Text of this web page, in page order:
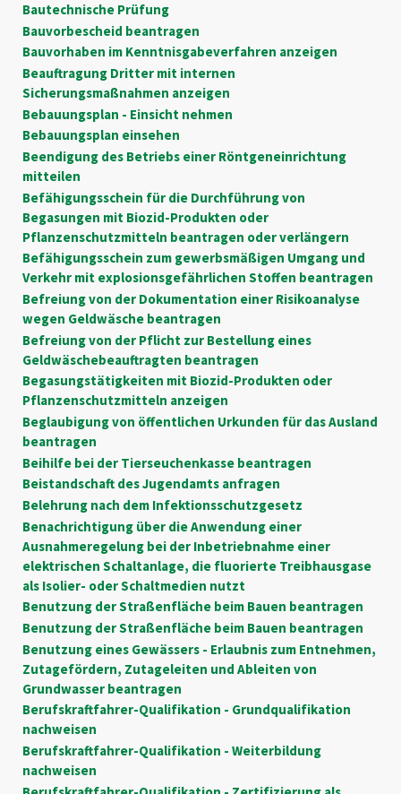
Bautechnische Prüfung
Bauvorbescheid beantragen
Bauvorhaben im Kenntnisgabeverfahren anzeigen
Beauftragung Dritter mit internen
Sicherungsmaßnahmen anzeigen
Bebauungsplan - Einsicht nehmen
Bebauungsplan einsehen
Beendigung des Betriebs einer Röntgeneinrichtung
mitteilen
Befähigungsschein für die Durchführung von
Begasungen mit Biozid-Produkten oder
Pflanzenschutzmitteln beantragen oder verlängern
Befähigungsschein zum gewerbsmäßigen Umgang und
Verkehr mit explosionsgefährlichen Stoffen beantragen
Befreiung von der Dokumentation einer Risikoanalyse
wegen Geldwäsche beantragen
Befreiung von der Pflicht zur Bestellung eines
Geldwäschebeauftragten beantragen
Begasungstätigkeiten mit Biozid-Produkten oder
Pflanzenschutzmitteln anzeigen
Beglaubigung von öffentlichen Urkunden für das Ausland
beantragen
Beihilfe bei der Tierseuchenkasse beantragen
Beistandschaft des Jugendamts anfragen
Belehrung nach dem Infektionsschutzgesetz
Benachrichtigung über die Anwendung einer
Ausnahmeregelung bei der Inbetriebnahme einer
elektrischen Schaltanlage, die fluorierte Treibhausgase
als Isolier- oder Schaltmedien nutzt
Benutzung der Straßenfläche beim Bauen beantragen
Benutzung der Straßenfläche beim Bauen beantragen
Benutzung eines Gewässers - Erlaubnis zum Entnehmen,
Zutagefördern, Zutageleiten und Ableiten von
Grundwasser beantragen
Berufskraftfahrer-Qualifikation - Grundqualifikation
nachweisen
Berufskraftfahrer-Qualifikation - Weiterbildung
nachweisen